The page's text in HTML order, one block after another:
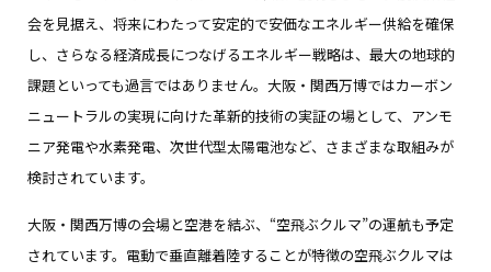
会を見据え、将来にわたって安定的で安価なエネルギー供給を確保
し、さらなる経済成長につなげるエネルギー戦略は、最大の地球的
課題といっても過言ではありません。大阪・関西万博ではカーボン
ニュートラルの実現に向けた革新的技術の実証の場として、アンモ
ニア発電や水素発電、次世代型太陽電池など、さまざまな取組みが
検討されています。
大阪・関西万博の会場と空港を結ぶ、“空飛ぶクルマ”の運航も予定
されています。電動で垂直離着陸することが特徴の空飛ぶクルマは